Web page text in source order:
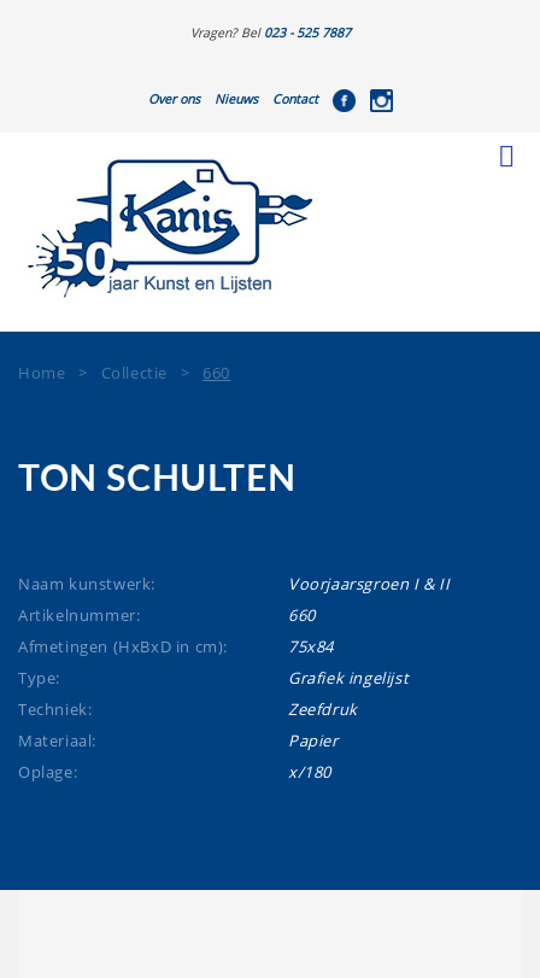
Vragen? Bel 023 - 525 7887
Over ons Nieuws Contact
Home > Collectie > 660
TON SCHULTEN
Naam kunstwerk:
Voorjaarsgroen I & II
Artikelnummer:
660
Afmetingen (HxBxD in cm):
75x84
Type:
Grafiek ingelijst
Techniek:
Zeefdruk
Materiaal:
Papier
Oplage:
x/180